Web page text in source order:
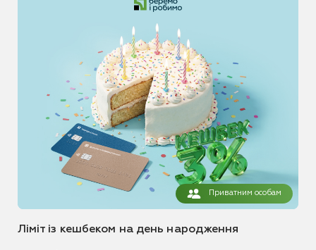
Приватним особам
Ліміт із кешбеком на день народження